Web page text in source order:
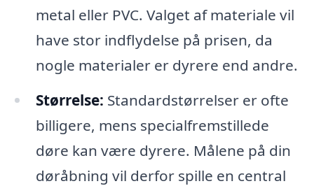
metal eller PVC. Valget af materiale vil
have stor indflydelse på prisen, da
nogle materialer er dyrere end andre.
Størrelse: Standardstørrelser er ofte
billigere, mens specialfremstillede
døre kan være dyrere. Målene på din
døråbning vil derfor spille en central